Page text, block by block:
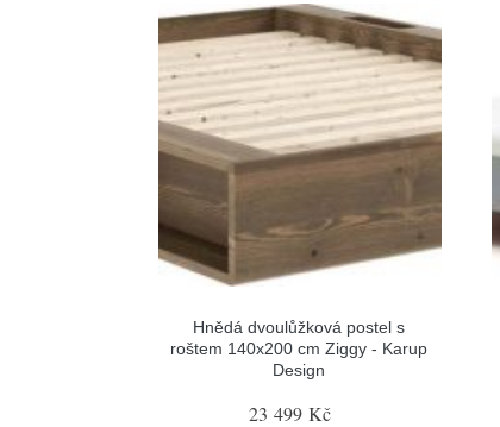
Hnědá dvoulůžková postel s
roštem 140x200 cm Ziggy - Karup
Design
23 499 Kč